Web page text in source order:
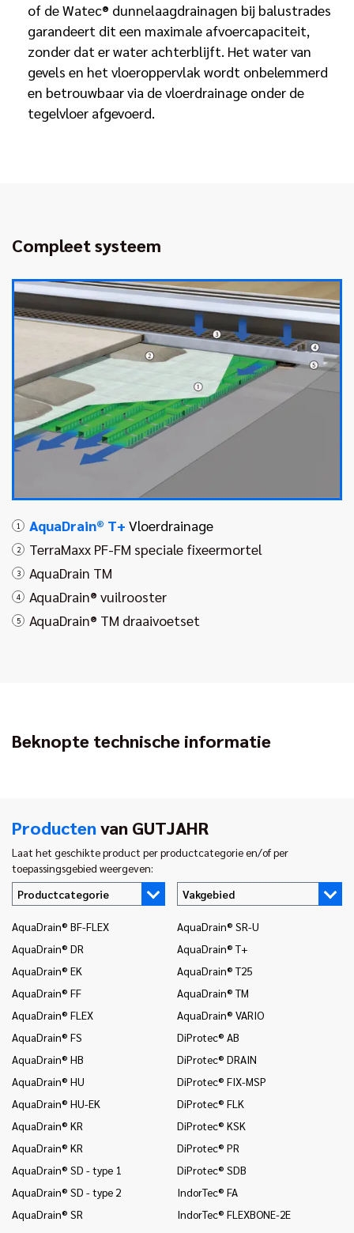
of de Watec® dunnelaagdrainagen bij balustrades
garandeert dit een maximale afvoercapaciteit,
zonder dat er water achterblijft. Het water van
gevels en het vloeroppervlak wordt onbelemmerd
en betrouwbaar via de vloerdrainage onder de
tegelvloer afgevoerd.
Compleet systeem
1 AquaDrain® T+ Vloerdrainage
2 TerraMaxx PF-FM speciale fixeermortel
3 AquaDrain TM
4 AquaDrain® vuilrooster
5 AquaDrain® TM draaivoetset
Beknopte technische informatie
Productenvan GUTJAHR
Laat het geschikte product per productcategorie en/of per
toepassingsgebied weergeven:
Productcategorie
Vakgebied
AquaDrain® BF-FLEX
AquaDrain® DR
AquaDrain® EK
AquaDrain® FF
AquaDrain® FLEX
AquaDrain® FS
AquaDrain® HB
AquaDrain® HU
AquaDrain® HU-EK
AquaDrain® KR
AquaDrain® KR
AquaDrain® SD - type 1
AquaDrain® SD - type 2
AquaDrain® SR
AquaDrain® SR-U
AquaDrain® T+
AquaDrain® T25
AquaDrain® TM
AquaDrain® VARIO
DiProtec® AB
DiProtec® DRAIN
DiProtec® FIX-MSP
DiProtec® FLK
DiProtec® KSK
DiProtec® PR
DiProtec® SDB
IndorTec® FA
IndorTec® FLEXBONE-2E